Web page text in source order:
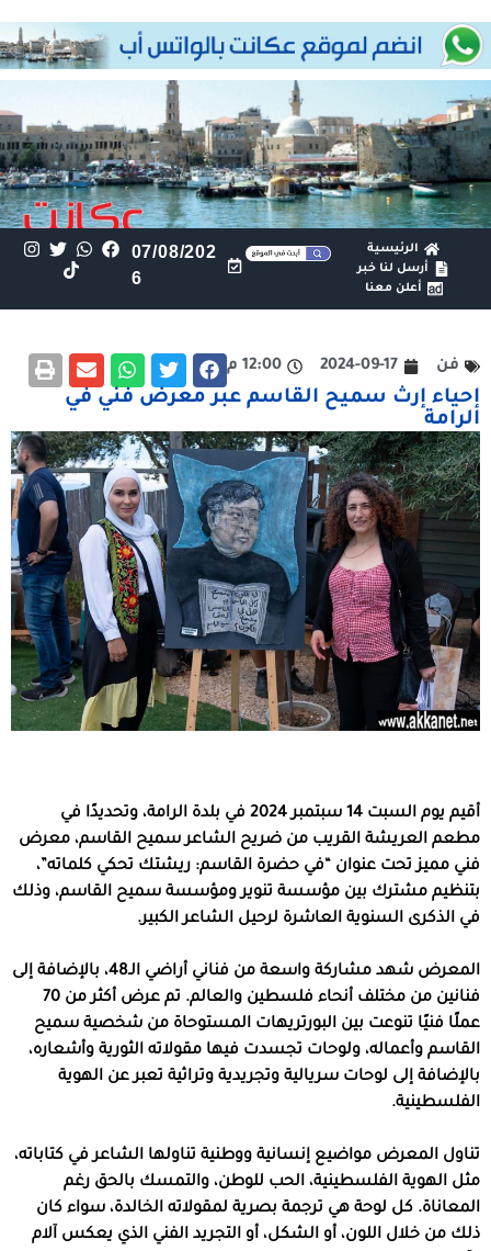
الرئيسية
أرسل لنا خبر
أعلن معنا
07/08/202
6
فن 2024-09-17 12:00 م
إحياء إرث سميح القاسم عبر معرض فني في
الرامة
أقيم يوم السبت 14 سبتمبر 2024 في بلدة الرامة، وتحديدًا في
مطعم العريشة القريب من ضريح الشاعر سميح القاسم، معرض
فني مميز تحت عنوان “في حضرة القاسم: ريشتك تحكي كلماته”،
بتنظيم مشترك بين مؤسسة تنوير ومؤسسة سميح القاسم، وذلك
في الذكرى السنوية العاشرة لرحيل الشاعر الكبير.
المعرض شهد مشاركة واسعة من فناني أراضي الـ48، بالإضافة إلى
فنانين من مختلف أنحاء فلسطين والعالم. تم عرض أكثر من 70
عملًا فنيًا تنوعت بين البورتريهات المستوحاة من شخصية سميح
القاسم وأعماله، ولوحات تجسدت فيها مقولاته الثورية وأشعاره،
بالإضافة إلى لوحات سريالية وتجريدية وتراثية تعبر عن الهوية
الفلسطينية.
تناول المعرض مواضيع إنسانية ووطنية تناولها الشاعر في كتاباته،
مثل الهوية الفلسطينية، الحب للوطن، والتمسك بالحق رغم
المعاناة. كل لوحة هي ترجمة بصرية لمقولاته الخالدة، سواء كان
ذلك من خلال اللون، أو الشكل، أو التجريد الفني الذي يعكس آلام